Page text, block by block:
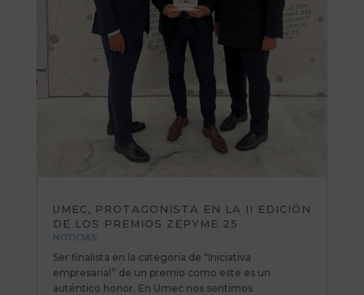
UMEC, PROTAGONISTA EN LA II EDICIÓN
DE LOS PREMIOS ZEPYME 25
NOTICIAS
Ser finalista en la categoría de “Iniciativa
empresarial” de un premio como este es un
auténtico honor. En Umec nos sentimos